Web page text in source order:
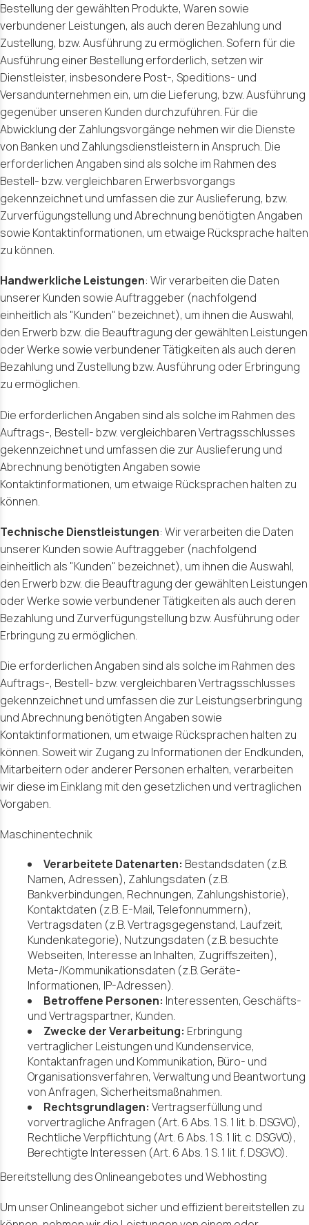
Bestellung der gewählten Produkte, Waren sowie
verbundener Leistungen, als auch deren Bezahlung und
Zustellung, bzw. Ausführung zu ermöglichen. Sofern für die
Ausführung einer Bestellung erforderlich, setzen wir
Dienstleister, insbesondere Post-, Speditions- und
Versandunternehmen ein, um die Lieferung, bzw. Ausführung
gegenüber unseren Kunden durchzuführen. Für die
Abwicklung der Zahlungsvorgänge nehmen wir die Dienste
von Banken und Zahlungsdienstleistern in Anspruch. Die
erforderlichen Angaben sind als solche im Rahmen des
Bestell- bzw. vergleichbaren Erwerbsvorgangs
gekennzeichnet und umfassen die zur Auslieferung, bzw.
Zurverfügungstellung und Abrechnung benötigten Angaben
sowie Kontaktinformationen, um etwaige Rücksprache halten
zu können.
Handwerkliche Leistungen: Wir verarbeiten die Daten
unserer Kunden sowie Auftraggeber (nachfolgend
einheitlich als "Kunden" bezeichnet), um ihnen die Auswahl,
den Erwerb bzw. die Beauftragung der gewählten Leistungen
oder Werke sowie verbundener Tätigkeiten als auch deren
Bezahlung und Zustellung bzw. Ausführung oder Erbringung
zu ermöglichen.
Die erforderlichen Angaben sind als solche im Rahmen des
Auftrags-, Bestell- bzw. vergleichbaren Vertragsschlusses
gekennzeichnet und umfassen die zur Auslieferung und
Abrechnung benötigten Angaben sowie
Kontaktinformationen, um etwaige Rücksprachen halten zu
können.
Technische Dienstleistungen: Wir verarbeiten die Daten
unserer Kunden sowie Auftraggeber (nachfolgend
einheitlich als "Kunden" bezeichnet), um ihnen die Auswahl,
den Erwerb bzw. die Beauftragung der gewählten Leistungen
oder Werke sowie verbundener Tätigkeiten als auch deren
Bezahlung und Zurverfügungstellung bzw. Ausführung oder
Erbringung zu ermöglichen.
Die erforderlichen Angaben sind als solche im Rahmen des
Auftrags-, Bestell- bzw. vergleichbaren Vertragsschlusses
gekennzeichnet und umfassen die zur Leistungserbringung
und Abrechnung benötigten Angaben sowie
Kontaktinformationen, um etwaige Rücksprachen halten zu
können. Soweit wir Zugang zu Informationen der Endkunden,
Mitarbeitern oder anderer Personen erhalten, verarbeiten
wir diese im Einklang mit den gesetzlichen und vertraglichen
Vorgaben.
Maschinentechnik
Verarbeitete Datenarten: Bestandsdaten (z.B.
Namen, Adressen), Zahlungsdaten (z.B.
Bankverbindungen, Rechnungen, Zahlungshistorie),
Kontaktdaten (z.B. E-Mail, Telefonnummern),
Vertragsdaten (z.B. Vertragsgegenstand, Laufzeit,
Kundenkategorie), Nutzungsdaten (z.B. besuchte
Webseiten, Interesse an Inhalten, Zugriffszeiten),
Meta-/Kommunikationsdaten (z.B. Geräte-
Informationen, IP-Adressen).
Betroffene Personen: Interessenten, Geschäfts-
und Vertragspartner, Kunden.
Zwecke der Verarbeitung: Erbringung
vertraglicher Leistungen und Kundenservice,
Kontaktanfragen und Kommunikation, Büro- und
Organisationsverfahren, Verwaltung und Beantwortung
von Anfragen, Sicherheitsmaßnahmen.
Rechtsgrundlagen: Vertragserfüllung und
vorvertragliche Anfragen (Art. 6 Abs. 1 S. 1 lit. b. DSGVO),
Rechtliche Verpflichtung (Art. 6 Abs. 1 S. 1 lit. c. DSGVO),
Berechtigte Interessen (Art. 6 Abs. 1 S. 1 lit. f. DSGVO).
Bereitstellung des Onlineangebotes und Webhosting
Um unser Onlineangebot sicher und effizient bereitstellen zu